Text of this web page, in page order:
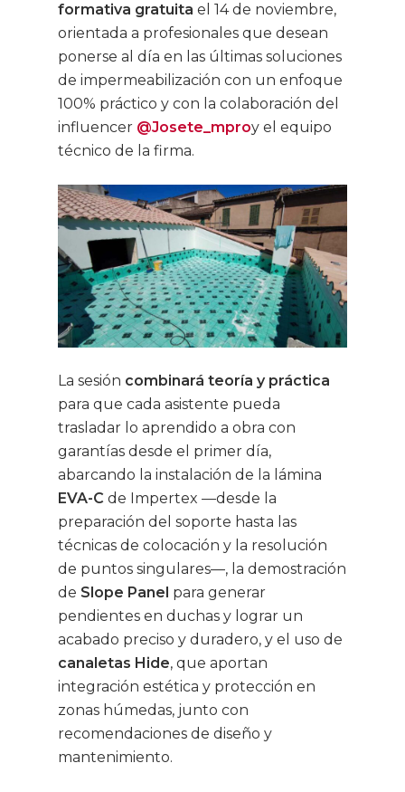
formativa gratuita el 14 de noviembre,
orientada a profesionales que desean
ponerse al día en las últimas soluciones
de impermeabilización con un enfoque
100% práctico y con la colaboración del
influencer @Josete_mproy el equipo
técnico de la firma.
La sesión combinará teoría y práctica
para que cada asistente pueda
trasladar lo aprendido a obra con
garantías desde el primer día,
abarcando la instalación de la lámina
EVA-C de Impertex —desde la
preparación del soporte hasta las
técnicas de colocación y la resolución
de puntos singulares—, la demostración
de Slope Panel para generar
pendientes en duchas y lograr un
acabado preciso y duradero, y el uso de
canaletas Hide, que aportan
integración estética y protección en
zonas húmedas, junto con
recomendaciones de diseño y
mantenimiento.